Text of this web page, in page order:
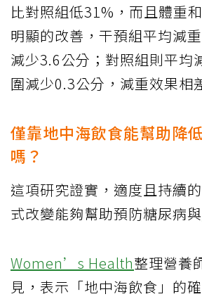
比對照組低31%，而且體重
明顯的改善，干預組平均減
減少3.6公分；對照組則平均
圍減少0.3公分，減重效果相
僅靠地中海飲食能幫助降
嗎？
這項研究證實，適度且持續
式改變能夠幫助預防糖尿病與
Women’s Health整理營養
見，表示「地中海飲食」的